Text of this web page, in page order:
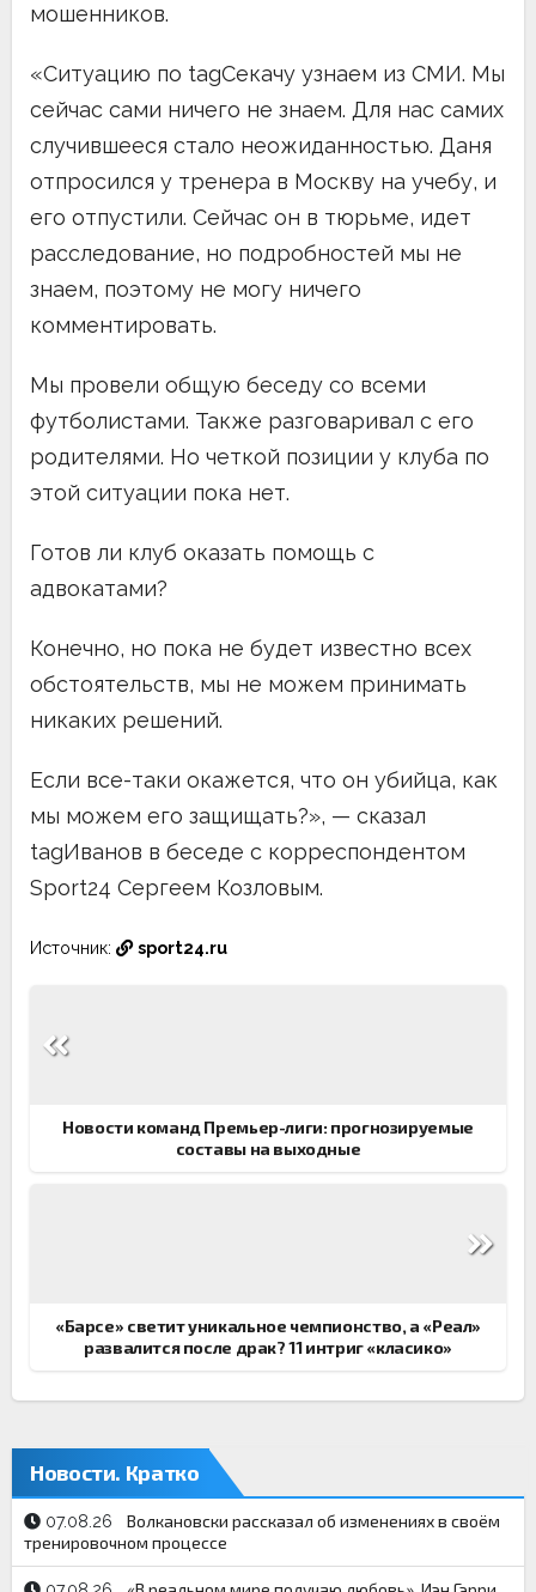
мошенников.
«Ситуацию по tagСекачу узнаем из СМИ. Мы
сейчас сами ничего не знаем. Для нас самих
случившееся стало неожиданностью. Даня
отпросился у тренера в Москву на учебу, и
его отпустили. Сейчас он в тюрьме, идет
расследование, но подробностей мы не
знаем, поэтому не могу ничего
комментировать.
Мы провели общую беседу со всеми
футболистами. Также разговаривал с его
родителями. Но четкой позиции у клуба по
этой ситуации пока нет.
Готов ли клуб оказать помощь с
адвокатами?
Конечно, но пока не будет известно всех
обстоятельств, мы не можем принимать
никаких решений.
Если все-таки окажется, что он убийца, как
мы можем его защищать?», — сказал
tagИванов в беседе с корреспондентом
Sport24 Сергеем Козловым.
Источник: sport24.ru
по
Новости команд Премьер-лиги: прогнозируемые
составы на выходные
«Барсе» светит уникальное чемпионство, а «Реал»
развалится после драк? 11 интриг «класико»
Новости. Кратко
07.08.26
Волкановски рассказал об изменениях в своём
тренировочном процессе